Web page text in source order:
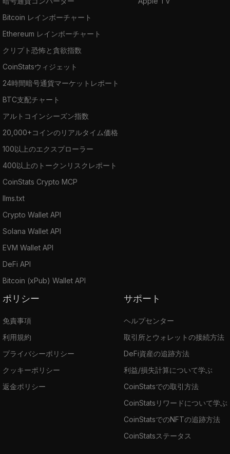
Bitcoin レインボーチャート
Ethereum レインボーチャート
クリプト恐怖と貪欲指数
CoinStatsウィジェット
24時間暗号通貨マーケットレポート
BTC支配チャート
アルトコインシーズン指数
20,000+コインのリアルタイム価格
100以上のエクスプローラー
400以上のトークンリスクレポート
CoinStats Crypto MCP
llms.txt
Crypto Wallet API
Solana Wallet API
EVM Wallet API
DeFi API
Bitcoin (xPub) Wallet API
ポリシー
免責事項
利用規約
プライバシーポリシー
クッキーポリシー
返金ポリシー
サポート
ヘルプセンター
取引所とウォレットの接続方法
DeFi資産の追跡方法
利益/損失計算について学ぶ
CoinStatsでの取引方法
CoinStatsリワードについて学ぶ
CoinStatsでのNFTの追跡方法
CoinStatsステータス